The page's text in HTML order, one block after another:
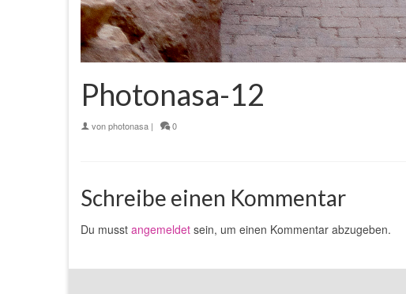
Photonasa-12
vonphotonasa | 0
Schreibe einen Kommentar
Du musst angemeldet sein, um einen Kommentar abzugeben.